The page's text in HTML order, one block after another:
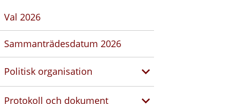
Val 2026
Sammanträdesdatum 2026
Politisk organisation
Protokoll och dokument